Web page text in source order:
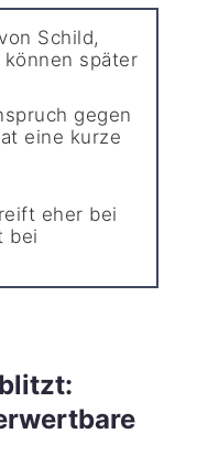
Schild,
später
gegen
eine kurze
eher bei
bei